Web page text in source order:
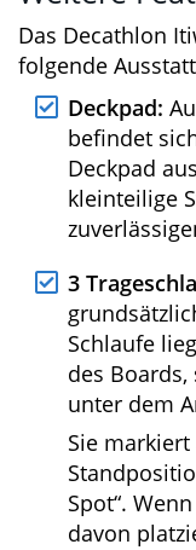
Geschmäcker
das
ansprechend
Weitere
Das Decathlon
folgende
befindet
Deckpad
kleinteilige
3
Schlaufe
des